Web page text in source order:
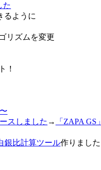
た
るように
リズムを変更
！
スしました →
「ZAPA GS」
銀比計算ツール作りました